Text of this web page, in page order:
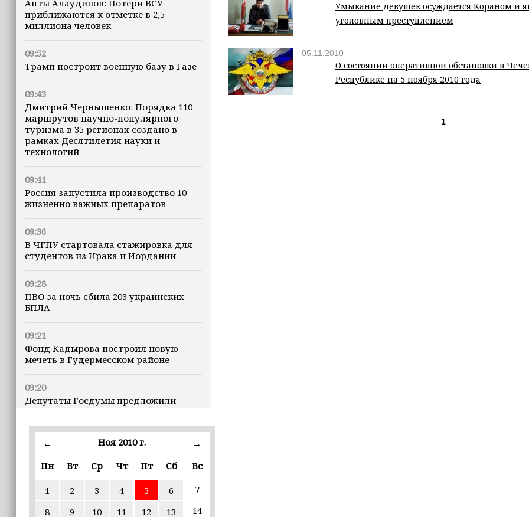
Апты Алаудинов: Потери ВСУ
приближаются к отметке в 2,5
миллиона человек
09:52
Трамп построит военную базу в Газе
09:43
Дмитрий Чернышенко: Порядка 110
маршрутов научно-популярного
туризма в 35 регионах создано в
рамках Десятилетия науки и
технологий
09:41
Россия запустила производство 10
жизненно важных препаратов
09:36
В ЧГПУ стартовала стажировка для
студентов из Ирака и Иордании
09:28
ПВО за ночь сбила 203 украинских
БПЛА
09:21
Фонд Кадырова построил новую
мечеть в Гудермесском районе
09:20
Депутаты Госдумы предложили
Хас-Магомед Кадыров и Хож-Бауди
Дааев проверили ход капитального
ремонта в школах Грозного
19:18
← Ноя 2010 г.
→
Пн
Вт Ср Чт Пт Сб Вс
1 2 3 4 5 6
7
8
9 10 11 12 13 14
Умыкание девушек осуждается Кораном и
уголовным преступлением
05.11.2010
О состоянии оперативной обстановки в
Республике на 5 ноября 2010 года
1